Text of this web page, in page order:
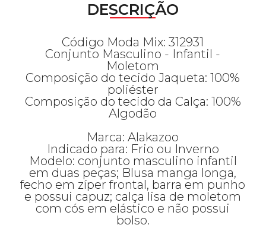
DESCRIÇÃO
Código Moda Mix: 312931
Conjunto Masculino - Infantil -
Moletom
Composição do tecido Jaqueta: 100%
poliéster
Composição do tecido da Calça: 100%
Algodão
Marca: Alakazoo
Indicado para: Frio ou Inverno
Modelo: conjunto masculino infantil
em duas peças; Blusa manga longa,
fecho em zíper frontal, barra em punho
e possui capuz; calça lisa de moletom
com cós em elástico e não possui
bolso.